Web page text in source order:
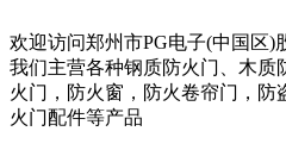
欢迎访问郑州市PG电子(中国区)
我们主营各种钢质防火门、木质
火门，防火窗，防火卷帘门，
火门配件等产品